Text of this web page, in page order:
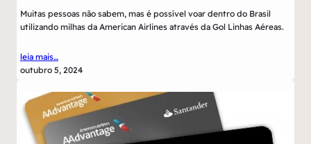
Muitas pessoas não sabem, mas é possível voar dentro do Brasil
utilizando milhas da American Airlines através da Gol Linhas Aéreas.
leia mais…
outubro 5, 2024